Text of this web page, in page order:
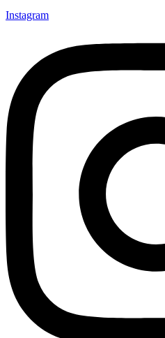
Instagram